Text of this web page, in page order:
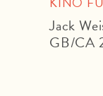
Jack
GB/CA